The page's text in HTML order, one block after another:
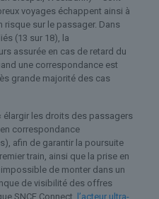
voyages échappent ainsi à
sur le passager. Dans
(13 sur 18), la
assurée en cas de retard du
une correspondance est
grande majorité des cas
élargir les droits des passagers
correspondance
afin de garantir la poursuite
train, ainsi que la prise en
impossible de monter dans un
de visibilité des offres
SNCF Connect,
l’acteur ultra-